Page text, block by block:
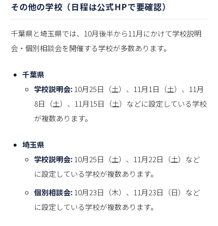
その他の学校（日程は公式HPで要確認）
千葉県と埼玉県では、10月後半から11月にかけて学校説明
会・個別相談会を開催する学校が多数あります。
千葉県
学校説明会: 10月25日（土）、11月1日（土）、11月
8日（土）、11月15日（土）などに設定している学校
が複数あります。
埼玉県
学校説明会: 10月25日（土）、11月22日（土）など
に設定している学校が複数あります。
個別相談会: 10月23日（木）、11月23日（日）など
に設定している学校が複数あります。